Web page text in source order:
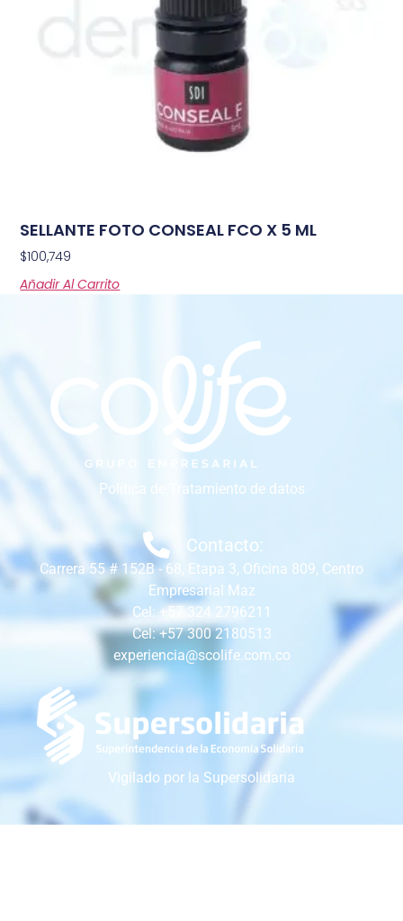
SELLANTE FOTO CONSEAL FCO X 5 ML
$100,749
Añadir Al Carrito
Política de Tratamiento de datos
Contacto:
Carrera 55 # 152B - 68, Etapa 3, Oficina 809, Centro
Empresarial Maz
Cel: +57 324 2796211
Cel: +57 300 2180513
experiencia@scolife.com.co
Vigilado por la Supersolidaria